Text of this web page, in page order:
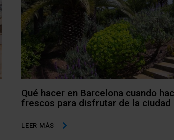
Qué hacer en Barcelona cuando
frescos para disfrutar de la ciudad
LEER MÁS